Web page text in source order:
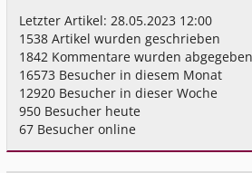
Letzter Artikel: 28.05.2023 12:00
1538 Artikel wurden geschrieben
1842 Kommentare wurden abgegeben
16573 Besucher in diesem Monat
12920 Besucher in dieser Woche
950 Besucher heute
67 Besucher online